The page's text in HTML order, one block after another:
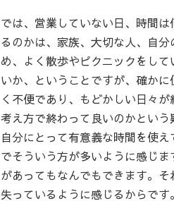
では、営業していない日、時間
るのかは、家族、大切な人、自
め、よく散歩やピクニックをし
いか、ということですが、確か
く不便であり、もどかしい日々
考え方で終わって良いのかとい
自分にとって有意義な時間を使
でそういう方が多いように感じ
があってもなんでもできます。
失っているように感じるからで